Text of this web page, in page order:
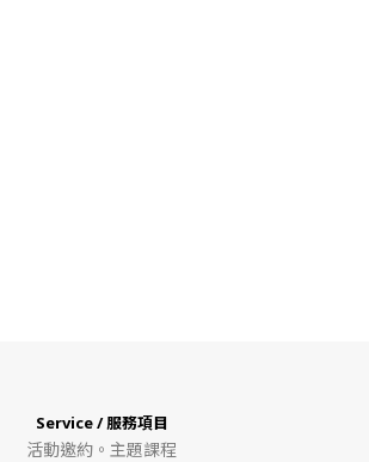
Service / 服務項目
活動邀約。 主題課程